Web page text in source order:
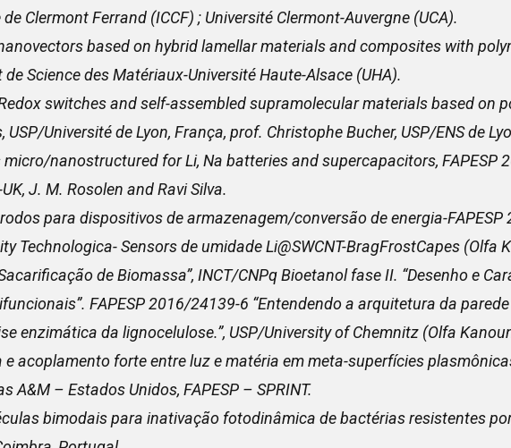
Clermont Ferrand (ICCF) ; Université Clermont-Auvergne (UCA).
based on hybrid lamellar materials and composites with
de Science des Matériaux-Université Haute-Alsace (UHA).
switches and self-assembled supramolecular materials based on
Université de Lyon, França, prof. Christophe Bucher, USP/ENS de
micro/nanostructured for Li, Na batteries and supercapacitors, FAPESP
J. M. Rosolen and Ravi Silva.
para dispositivos de armazenagem/conversão de energia-FAPESP
Technologica- Sensors de umidade Li@SWCNT-BragFrostCapes (Olfa
de Biomassa”, INCT/CNPq Bioetanol fase II. “Desenho e
FAPESP 2016/24139-6 “Entendendo a arquitetura da
enzimática da lignocelulose.”, USP/University of Chemnitz (Olfa
e acoplamento forte entre luz e matéria em meta-superfícies
A&M – Estados Unidos, FAPESP – SPRINT.
bimodais para inativação fotodinâmica de bactérias resistentes